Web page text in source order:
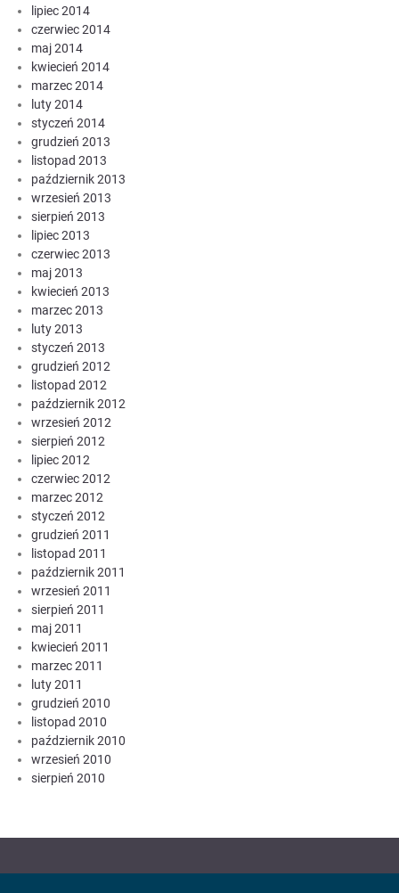
lipiec 2014
czerwiec 2014
maj 2014
kwiecień 2014
marzec 2014
luty 2014
styczeń 2014
grudzień 2013
listopad 2013
październik 2013
wrzesień 2013
sierpień 2013
lipiec 2013
czerwiec 2013
maj 2013
kwiecień 2013
marzec 2013
luty 2013
styczeń 2013
grudzień 2012
listopad 2012
październik 2012
wrzesień 2012
sierpień 2012
lipiec 2012
czerwiec 2012
marzec 2012
styczeń 2012
grudzień 2011
listopad 2011
październik 2011
wrzesień 2011
sierpień 2011
maj 2011
kwiecień 2011
marzec 2011
luty 2011
grudzień 2010
listopad 2010
październik 2010
wrzesień 2010
sierpień 2010